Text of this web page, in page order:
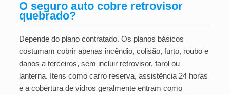
O seguro auto cobre retrovisor
quebrado?
Depende do plano contratado. Os planos básicos
costumam cobrir apenas incêndio, colisão, furto, roubo e
danos a terceiros, sem incluir retrovisor, farol ou
lanterna. Itens como carro reserva, assistência 24 horas
e a cobertura de vidros geralmente entram como